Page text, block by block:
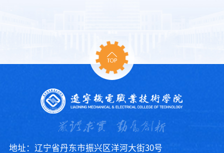
地址：辽宁省丹东市振兴区洋河大街30号